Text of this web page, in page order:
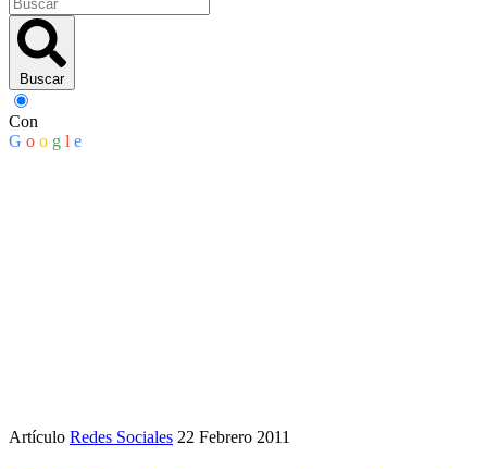
Buscar
Con
G o o g l e
Artículo Redes Sociales 22 Febrero 2011